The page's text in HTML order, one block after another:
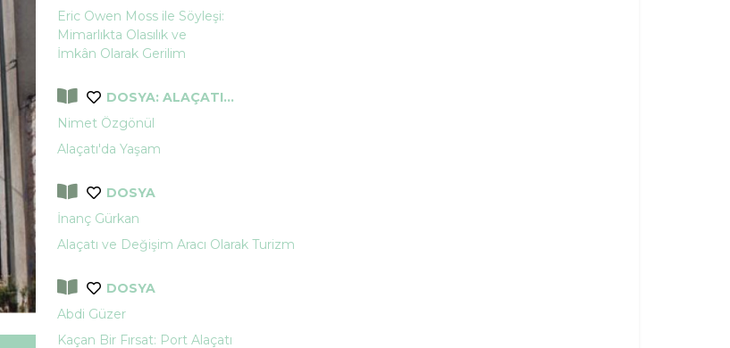
Eric Owen Moss ile Söyleşi:
Mimarlıkta Olasılık ve
İmkân Olarak Gerilim
DOSYA: ALAÇATI...
Nimet Özgönül
Alaçatı'da Yaşam
DOSYA
İnanç Gürkan
Alaçatı ve Değişim Aracı Olarak Turizm
DOSYA
Abdi Güzer
Kaçan Bir Fırsat: Port Alaçatı